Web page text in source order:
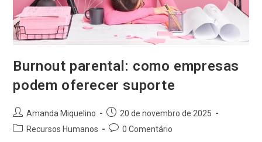
Burnout parental: como empresas
podem oferecer suporte
Amanda Miquelino
20 de novembro de 2025
Recursos Humanos
0 Comentário